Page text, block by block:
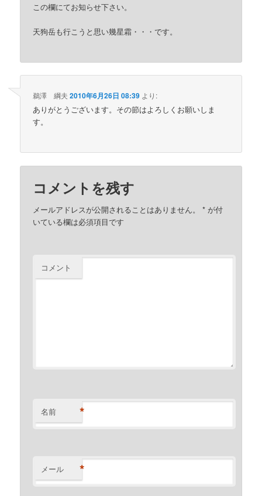
この欄にてお知らせ下さい。
天狗岳も行こうと思い幾星霜・・・です。
鵜澤 綱夫 2010年6月26日 08:39 より:
ありがとうございます。その節はよろしくお願いしま
す。
コメントを残す
メールアドレスが公開されることはありません。 * が付
いている欄は必須項目です
コメント
名前 *
メール *